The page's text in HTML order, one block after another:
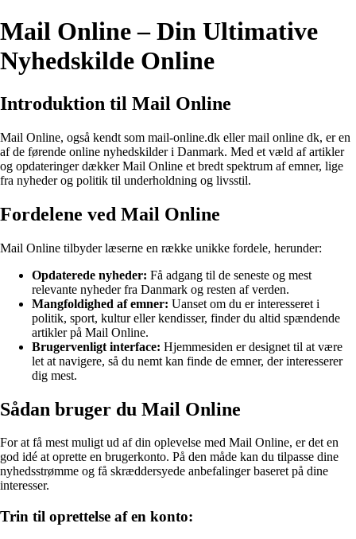
Mail Online – Din Ultimative
Nyhedskilde Online
Introduktion til Mail Online
Mail Online, også kendt som mail-online.dk eller mail online dk, er en
af de førende online nyhedskilder i Danmark. Med et væld af artikler
og opdateringer dækker Mail Online et bredt spektrum af emner, lige
fra nyheder og politik til underholdning og livsstil.
Fordelene ved Mail Online
Mail Online tilbyder læserne en række unikke fordele, herunder:
Opdaterede nyheder: Få adgang til de seneste og mest
relevante nyheder fra Danmark og resten af verden.
Mangfoldighed af emner: Uanset om du er interesseret i
politik, sport, kultur eller kendisser, finder du altid spændende
artikler på Mail Online.
Brugervenligt interface: Hjemmesiden er designet til at være
let at navigere, så du nemt kan finde de emner, der interesserer
dig mest.
Sådan bruger du Mail Online
For at få mest muligt ud af din oplevelse med Mail Online, er det en
god idé at oprette en brugerkonto. På den måde kan du tilpasse dine
nyhedsstrømme og få skræddersyede anbefalinger baseret på dine
interesser.
Trin til oprettelse af en konto: